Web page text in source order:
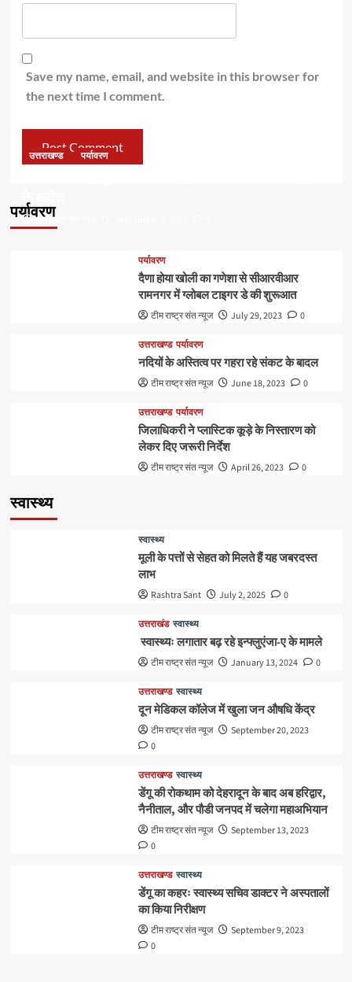
Save my name, email, and website in this browser for
the next time I comment.
पर्यावरण
उत्तराखण्ड पर्यावरण
के आदेश
टीम राष्ट्र संत न्यूज
पर्यावरण
दैणा होया खोली का गणेशा से सीआरवीआर
रामनगर में ग्लोबल टाइगर डे की शुरूआत
टीम राष्ट्र संत न्यूज July 29, 2023 0
उत्तराखण्ड पर्यावरण
नदियों के अस्तित्व पर गहरा रहे संकट के बादल
टीम राष्ट्र संत न्यूज June 18, 2023 0
उत्तराखण्ड पर्यावरण
जिलाधिकरी ने प्लास्टिक कूड़े के निस्तारण को
लेकर दिए जरूरी निर्देश
टीम राष्ट्र संत न्यूज April 26, 2023 0
स्वास्थ्य
स्वास्थ्य
मूली के पत्तों से सेहत को मिलते हैं यह जबरदस्त
लाभ
Rashtra Sant July 2, 2025 0
उत्तराखंड स्वास्थ्य
स्वास्थ्यः लगातार बढ़ रहे इन्फ्लुएंजा-ए के मामले
टीम राष्ट्र संत न्यूज January 13, 2024 0
उत्तराखण्ड स्वास्थ्य
दून मेडिकल कॉलेज में खुला जन औषधि केंद्र
टीम राष्ट्र संत न्यूज
September 20, 2023
0
उत्तराखण्ड स्वास्थ्य
डेंगू की रोकथाम को देहरादून के बाद अब हरिद्वार,
नैनीताल, और पौडी जनपद में चलेगा महाअभियान
टीम राष्ट्र संत न्यूज
September 13, 2023
0
उत्तराखण्ड स्वास्थ्य
डेंगू का कहरः स्वास्थ्य सचिव डाक्टर ने अस्पतालों
का किया निरीक्षण
टीम राष्ट्र संत न्यूज
September 9, 2023
0